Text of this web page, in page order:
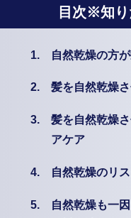
目次※知り
1. 自然乾燥の方
2. 髪を自然乾燥
3.
髪を自然乾燥
アケア
4. 自然乾燥のリ
5.
自然乾燥も一